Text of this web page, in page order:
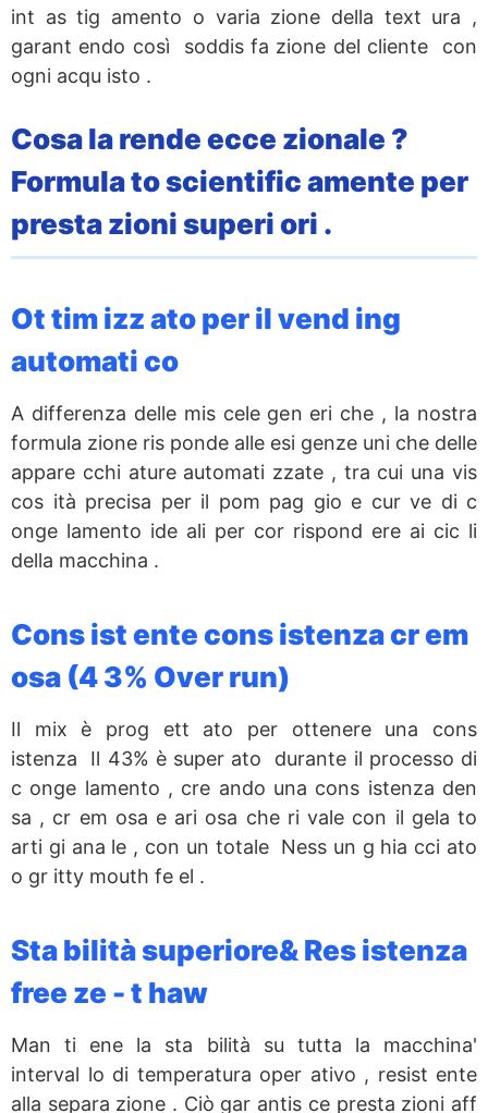
int as tig amento o varia zione della text ura ,
garant endo così soddis fa zione del cliente con
ogni acqu isto .
Cosa la rende ecce zionale ?
Formula to scientific amente per
presta zioni superi ori .
Ot tim izz ato per il vend ing
automati co
A differenza delle mis cele gen eri che , la nostra
formula zione ris ponde alle esi genze uni che delle
appare cchi ature automati zzate , tra cui una vis
cos ità precisa per il pom pag gio e cur ve di c
onge lamento ide ali per cor rispond ere ai cic li
della macchina .
Cons ist ente cons istenza cr em
osa (4 3% Over run)
Il mix è prog ett ato per ottenere una cons
istenza Il 43% è super ato durante il processo di
c onge lamento , cre ando una cons istenza den
sa , cr em osa e ari osa che ri vale con il gela to
arti gi ana le , con un totale Ness un g hia cci ato
o gr itty mouth fe el .
Sta bilità superiore& Res istenza
free ze - t haw
Man ti ene la sta bilità su tutta la macchina'
interval lo di temperatura oper ativo , resist ente
alla separa zione . Ciò gar antis ce presta zioni aff